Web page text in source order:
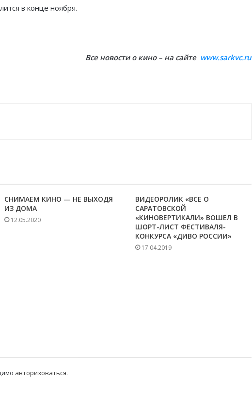
в конце ноября.
Все новости о кино – на сайте www.sarkvc.ru
СНИМАЕМ КИНО — НЕ ВЫХОДЯ
ИЗ ДОМА
12.05.2020
ВИДЕОРОЛИК «ВСЕ О
САРАТОВСКОЙ
«КИНОВЕРТИКАЛИ» ВОШЕЛ В
ШОРТ-ЛИСТ ФЕСТИВАЛЯ-
КОНКУРСА «ДИВО РОССИИ»
17.04.2019
авторизоваться.